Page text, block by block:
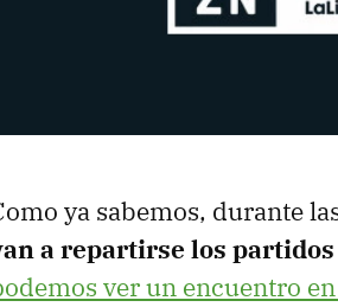
ya sabemos, durante
a repartirse los partidos
ver un encuentro